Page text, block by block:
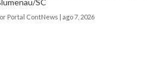
SC
Portal ContNews | ago 7, 2026